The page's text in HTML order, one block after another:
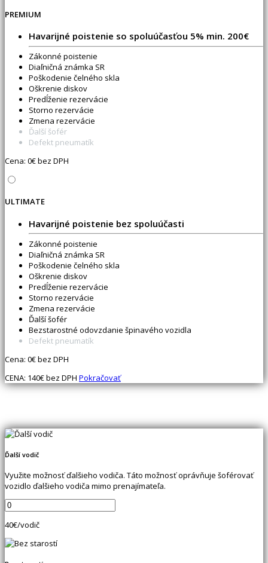
PREMIUM
Havarijné poistenie so spoluúčasťou 5% min. 200€
Zákonné poistenie
Diaľničná známka SR
Poškodenie čelného skla
Oškrenie diskov
Predĺženie rezervácie
Storno rezervácie
Zmena rezervácie
Ďalší šofér
Defekt pneumatík
Cena: 0€ bez DPH
ULTIMATE
Havarijné poistenie bez spoluúčasti
Zákonné poistenie
Diaľničná známka SR
Poškodenie čelného skla
Oškrenie diskov
Predĺženie rezervácie
Storno rezervácie
Zmena rezervácie
Ďalší šofér
Bezstarostné odovzdanie špinavého vozidla
Defekt pneumatík
Cena: 0€ bez DPH
CENA: 140€ bez DPH Pokračovať
Ďalší vodič
Využite možnosť ďalšieho vodiča. Táto možnosť oprávňuje šoférovať
vozidlo ďalšieho vodiča mimo prenajímateľa.
40€/vodič